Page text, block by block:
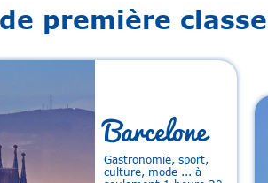
première classe
Barcelone
Gastronomie, sport,
culture, mode ... à